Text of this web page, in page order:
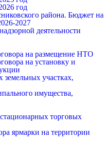
год
района. Бюджет на
2027
деятельности
на размещение НТО
на установку и
участках,
имущества,
торговых
ярмарки на территории